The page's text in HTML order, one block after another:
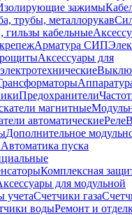
зажимы
трубы, металлорукав
гильзы кабельные
Арматура СИП
Аксессуары для
Предохранители
магнитные
автоматическиеРеле
Дополнительное
Автоматика пуска
Комплексная
для модульной
учетаСчетчики газа
водыРемонт и